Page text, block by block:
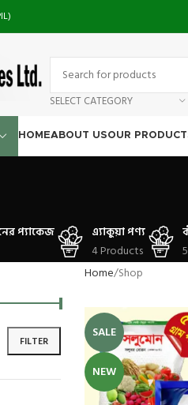
SELECT CATEGORY
HOMEABOUT USOUR
প্যাকেজ
এ্যাকুয়া পণ্য
4 Products
FILTER
Home Shop
SALE
NEW